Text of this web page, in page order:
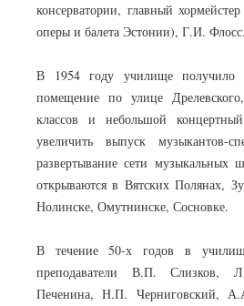
консерватории, главный хормейстер
оперы и балета Эстонии), Г.И. Флосс.
В 1954 году училище получило
помещение по улице
классов и небольшой
увеличить выпуск музыкантов-
развертывание сети
открываются в Вятских Полянах,
Нолинске, Омутнинске, Сосновке.
В течение 50-х годов в
преподаватели В.П.
Печенина, Н.П. Черниговский,